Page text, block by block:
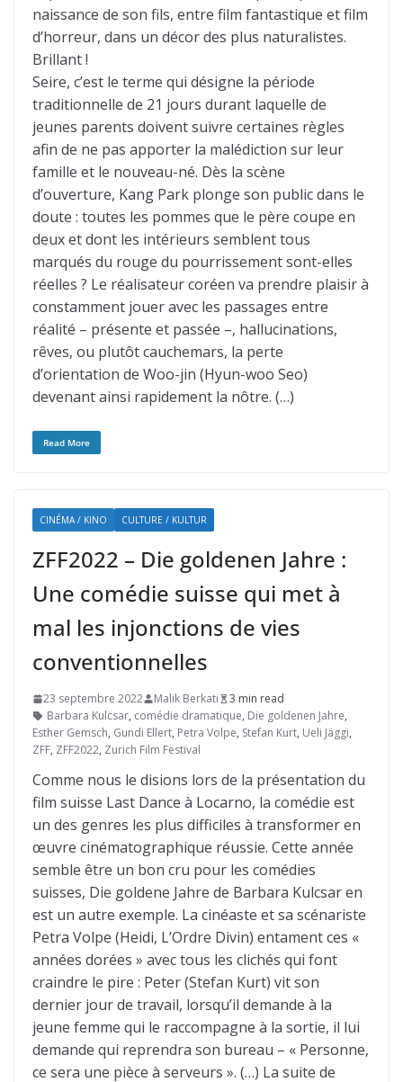
naissance de son fils, entre film fantastique et film
d’horreur, dans un décor des plus naturalistes.
Brillant !
Seire, c’est le terme qui désigne la période
traditionnelle de 21 jours durant laquelle de
jeunes parents doivent suivre certaines règles
afin de ne pas apporter la malédiction sur leur
famille et le nouveau-né. Dès la scène
d’ouverture, Kang Park plonge son public dans le
doute : toutes les pommes que le père coupe en
deux et dont les intérieurs semblent tous
marqués du rouge du pourrissement sont-elles
réelles ? Le réalisateur coréen va prendre plaisir à
constamment jouer avec les passages entre
réalité – présente et passée –, hallucinations,
rêves, ou plutôt cauchemars, la perte
d’orientation de Woo-jin (Hyun-woo Seo)
devenant ainsi rapidement la nôtre. (…)
Read More
CINÉMA / KINO CULTURE / KULTUR
ZFF2022 – Die goldenen Jahre :
Une comédie suisse qui met à
mal les injonctions de vies
conventionnelles
23 septembre 2022 Malik Berkati
3 min read
Barbara Kulcsar, comédie dramatique, Die goldenen Jahre,
Esther Gemsch, Gundi Ellert, Petra Volpe, Stefan Kurt, Ueli Jäggi,
ZFF, ZFF2022, Zurich Film Festival
Comme nous le disions lors de la présentation du
film suisse Last Dance à Locarno, la comédie est
un des genres les plus difficiles à transformer en
œuvre cinématographique réussie. Cette année
semble être un bon cru pour les comédies
suisses, Die goldene Jahre de Barbara Kulcsar en
est un autre exemple. La cinéaste et sa scénariste
Petra Volpe (Heidi, L’Ordre Divin) entament ces «
années dorées » avec tous les clichés qui font
craindre le pire : Peter (Stefan Kurt) vit son
dernier jour de travail, lorsqu’il demande à la
jeune femme qui le raccompagne à la sortie, il lui
demande qui reprendra son bureau – « Personne,
ce sera une pièce à serveurs ». (…) La suite de